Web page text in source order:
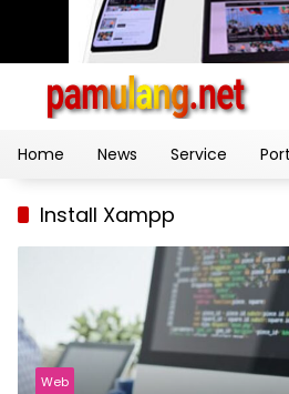
Home News Service
Install Xampp
Web